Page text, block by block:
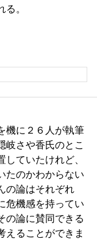
。
機に２６人が執筆
岐さや香氏のとこ
ていたけれど、
たのかわからない
の論はそれぞれ
危機感を持ってい
の論に賛同できる
えることができま